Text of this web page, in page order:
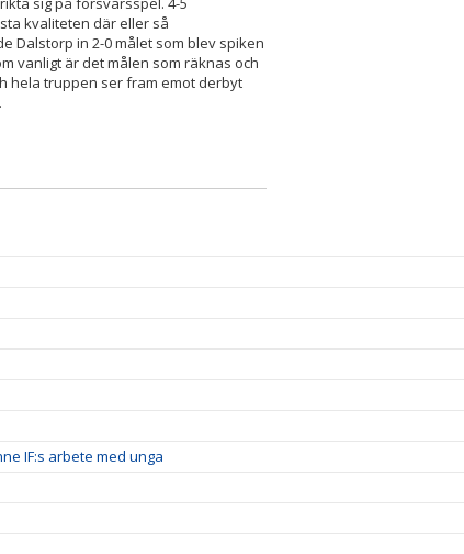
kvaliteten där eller så
Dalstorp in 2-0 målet som blev spiken
vanligt är det målen som räknas och
hela truppen ser fram emot derbyt
IF:s arbete med unga